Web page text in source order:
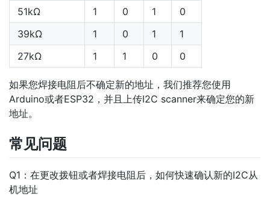
51kΩ
1 0 1
0
39kΩ
1 0 1
1
27kΩ
1 1 0 0
如果您焊接电阻后不确定新的地址，我们推荐您使用
Arduino或者ESP32，并且上传I2C scanner来确定您的新
地址。
常见问题
Q1：在更改拨钮或者焊接电阻后，如何快速确认新的I2C从
机地址